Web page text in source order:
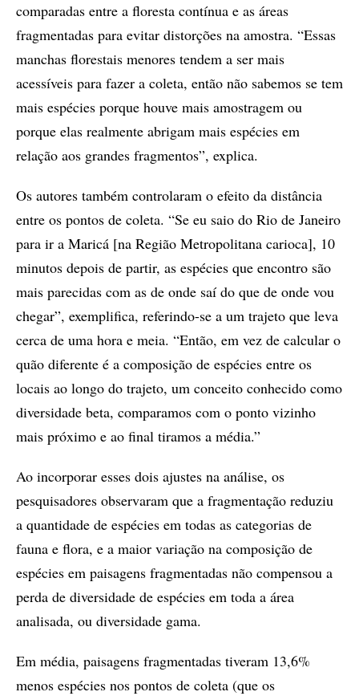
comparadas entre a floresta contínua e as áreas
fragmentadas para evitar distorções na amostra. “Essas
manchas florestais menores tendem a ser mais
acessíveis para fazer a coleta, então não sabemos se tem
mais espécies porque houve mais amostragem ou
porque elas realmente abrigam mais espécies em
relação aos grandes fragmentos”, explica.
Os autores também controlaram o efeito da distância
entre os pontos de coleta. “Se eu saio do Rio de Janeiro
para ir a Maricá [na Região Metropolitana carioca], 10
minutos depois de partir, as espécies que encontro são
mais parecidas com as de onde saí do que de onde vou
chegar”, exemplifica, referindo-se a um trajeto que leva
cerca de uma hora e meia. “Então, em vez de calcular o
quão diferente é a composição de espécies entre os
locais ao longo do trajeto, um conceito conhecido como
diversidade beta, comparamos com o ponto vizinho
mais próximo e ao final tiramos a média.”
Ao incorporar esses dois ajustes na análise, os
pesquisadores observaram que a fragmentação reduziu
a quantidade de espécies em todas as categorias de
fauna e flora, e a maior variação na composição de
espécies em paisagens fragmentadas não compensou a
perda de diversidade de espécies em toda a área
analisada, ou diversidade gama.
Em média, paisagens fragmentadas tiveram 13,6%
menos espécies nos pontos de coleta (que os